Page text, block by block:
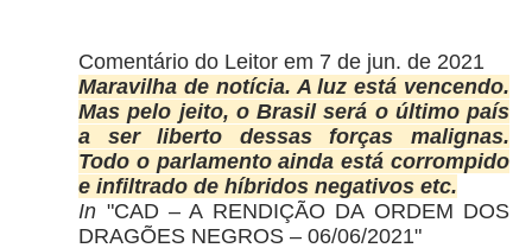
Comentário do Leitor em 7 de jun. de 2021
Maravilha de notícia. A luz está vencendo.
Mas pelo jeito, o Brasil será o último país
a ser liberto dessas forças malignas.
Todo o parlamento ainda está corrompido
e infiltrado de híbridos negativos etc.
In "CAD – A RENDIÇÃO DA ORDEM DOS
DRAGÕES NEGROS – 06/06/2021"